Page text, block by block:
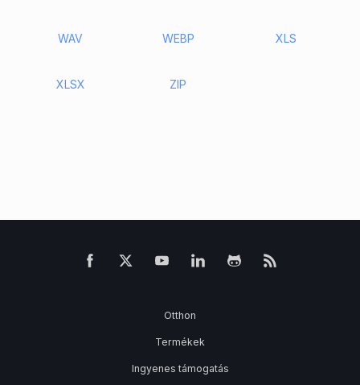
WAV WEBP XLS
XLSX ZIP
Otthon
Termékek
Ingyenes támogatás